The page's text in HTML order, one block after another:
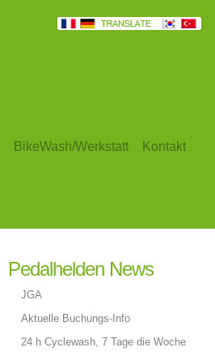
BikeWash/Werkstatt Kontakt
Pedalhelden News
JGA
Aktuelle Buchungs-Info
24 h Cyclewash, 7 Tage die Woche